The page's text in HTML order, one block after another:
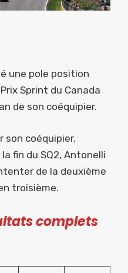
une pole position
Sprint du Canada
de son coéquipier.
son coéquipier,
fin du SQ2, Antonelli
de la deuxième
troisième.
complets